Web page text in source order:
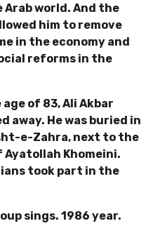
world. And the
him to remove
in the economy and
reforms in the
of 83, Ali Akbar
away. He was buried in
e-Zahra, next to the
Khomeini.
took part in the
sings. 1986 year.